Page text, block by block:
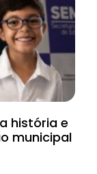
história e
municipal